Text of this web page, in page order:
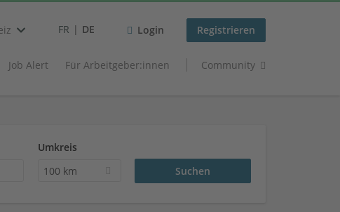
FR DE Login Registrieren
Job Alert Für Arbeitgeber:innen Community
Umkreis
100 km